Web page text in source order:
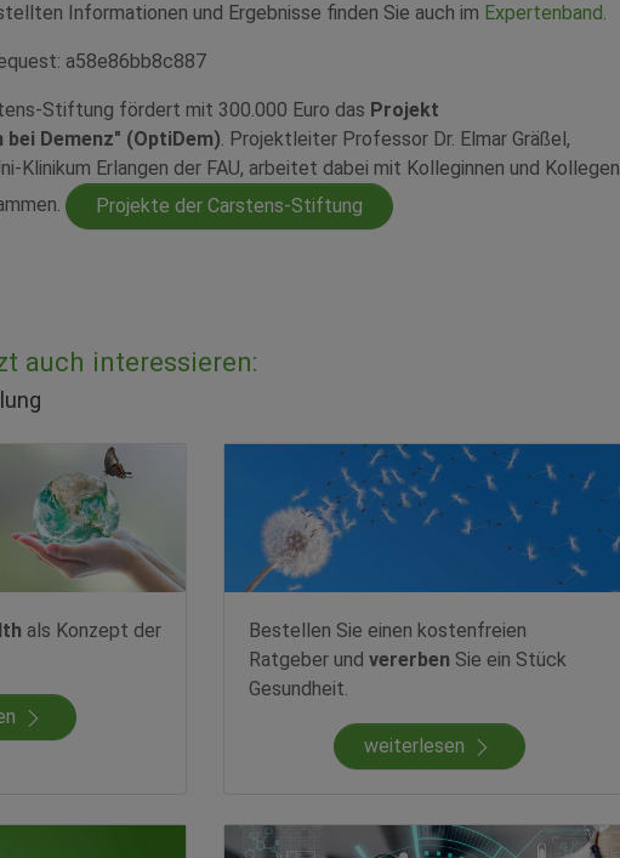
Informationen und Ergebnisse finden Sie auch im Expertenband.
a58e86bb8c887
Stiftung fördert mit 300.000 Euro das Projekt
Demenz" (OptiDem). Projektleiter Professor Dr. Elmar Gräßel,
Klinikum Erlangen der FAU, arbeitet dabei mit Kolleginnen und Kollegen
Projekte der Carstens-Stiftung
auch interessieren:
als Konzept der
Bestellen Sie einen kostenfreien
Ratgeber und vererben Sie ein Stück
Gesundheit.
weiterlesen